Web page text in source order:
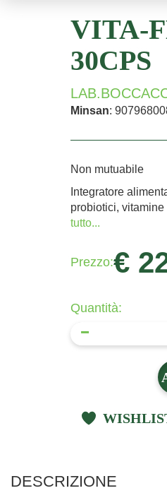
VITA-
30CPS
Minsan:
Non mutuabile
Integratore
probiotici,
tutto...
Prezzo:€
Quantità:
DESCRIZIONE